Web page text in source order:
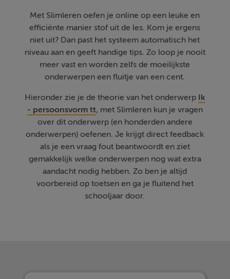
Met Slimleren oefen je online op een leuke en
efficiënte manier stof uit de les. Kom je ergens
niet uit? Dan past het systeem automatisch het
niveau aan en geeft handige tips. Zo loop je nooit
meer vast en worden zelfs de moeilijkste
onderwerpen een fluitje van een cent.
Hieronder zie je de theorie van het onderwerp Ik
- persoonsvorm tt, met Slimleren kun je vragen
over dit onderwerp (en honderden andere
onderwerpen) oefenen. Je krijgt direct feedback
als je een vraag fout beantwoordt en ziet
gemakkelijk welke onderwerpen nog wat extra
aandacht nodig hebben. Zo ben je altijd
voorbereid op toetsen en ga je fluitend het
schooljaar door.